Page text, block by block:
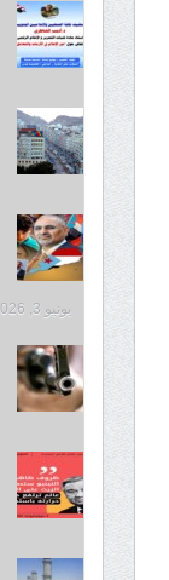
يونيو 3, 2026